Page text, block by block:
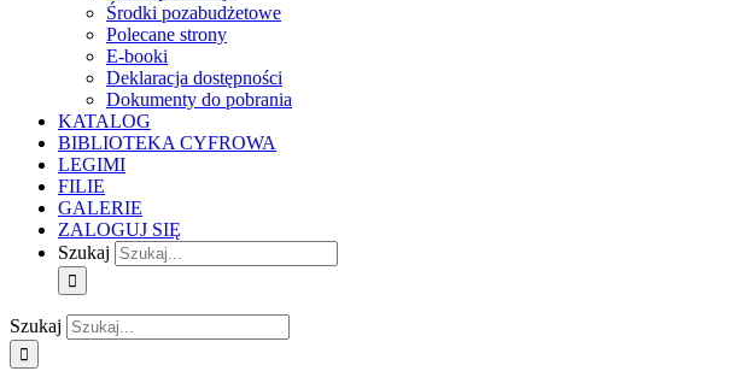
Środki pozabudżetowe
Polecane strony
E-booki
Deklaracja dostępności
Dokumenty do pobrania
KATALOG
BIBLIOTEKA CYFROWA
LEGIMI
FILIE
GALERIE
ZALOGUJ SIĘ
Szukaj
Szukaj